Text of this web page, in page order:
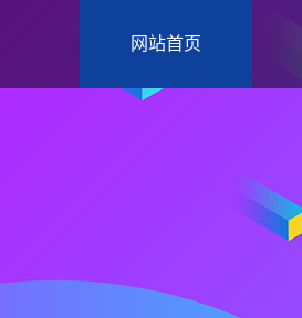
网站首页